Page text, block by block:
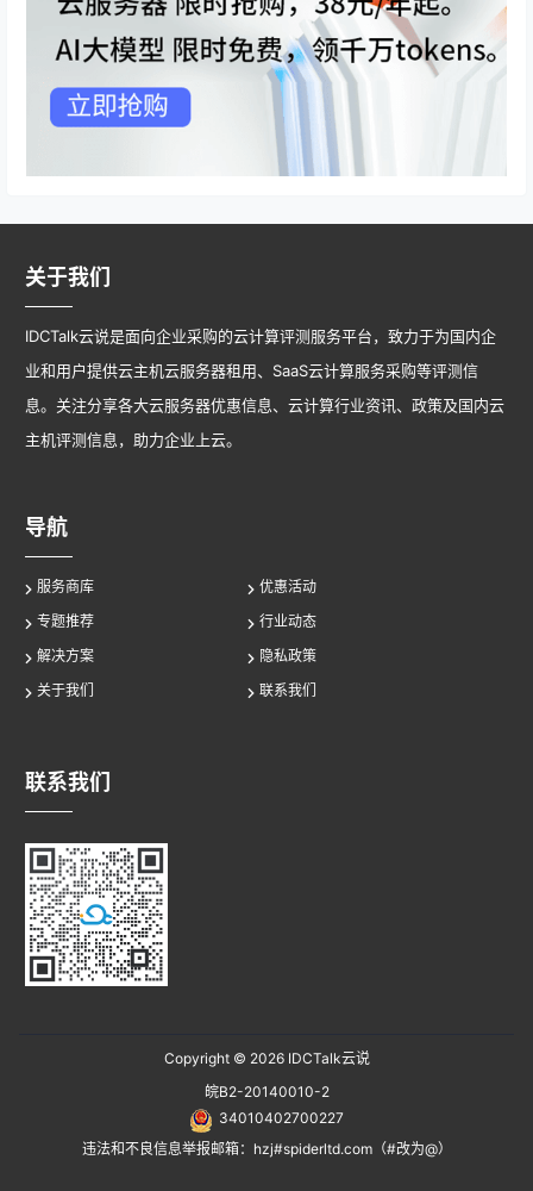
关于我们
IDCTalk云说是面向企业采购的云计算评测服务平台，致力于为国内企
业和用户提供云主机云服务器租用、SaaS云计算服务采购等评测信
息。关注分享各大云服务器优惠信息、云计算行业资讯、政策及国内云
主机评测信息，助力企业上云。
导航
服务商库
优惠活动
专题推荐
行业动态
解决方案
隐私政策
关于我们
联系我们
联系我们
Copyright © 2026IDCTalk云说
皖B2-20140010-2
34010402700227
违法和不良信息举报邮箱：hzj#spiderltd.com（#改为@）